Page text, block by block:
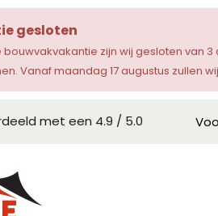
gesloten
zijn wij gesloten van
Vanaf maandag 17 augustus zullen
met een 4.9 / 5.0